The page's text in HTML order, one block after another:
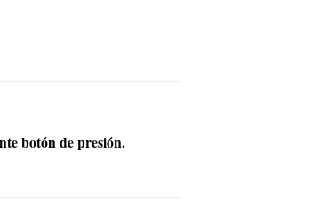
botón de presión.